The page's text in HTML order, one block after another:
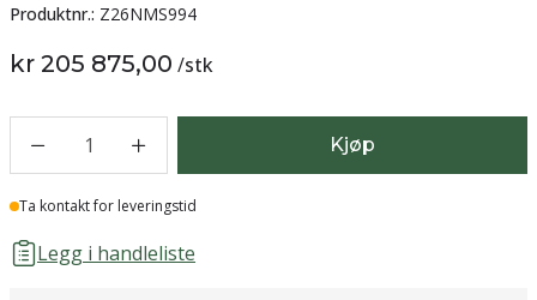
Produktnr.: Z26NMS994
kr 205 875,00 /stk
1 Kjøp
Lager
Ta kontakt for leveringstid
Legg i handleliste